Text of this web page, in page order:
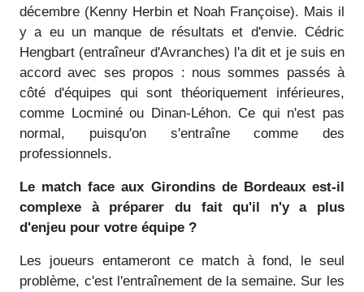
décembre (Kenny Herbin et Noah Françoise). Mais il
y a eu un manque de résultats et d'envie. Cédric
Hengbart (entraîneur d'Avranches) l'a dit et je suis en
accord avec ses propos : nous sommes passés à
côté d'équipes qui sont théoriquement inférieures,
comme Locminé ou Dinan-Léhon. Ce qui n'est pas
normal, puisqu'on s'entraîne comme des
professionnels.
Le match face aux Girondins de Bordeaux est-il
complexe à préparer du fait qu'il n'y a plus
d'enjeu pour votre équipe ?
Les joueurs entameront ce match à fond, le seul
problème, c'est l'entraînement de la semaine. Sur les